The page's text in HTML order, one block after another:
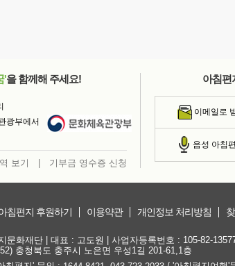
'을 함께해 주세요!
광부에서
보기 기부금 영수증 신청
아침편
이메일로
음성 아침
침편지 후원하기 이용약관 개인정보 처리방침
문화재단 | 대표 : 고도원 | 사업자등록번호 : 105-82-
충청북도 충주시 노은면 우성1길 201-61,1층